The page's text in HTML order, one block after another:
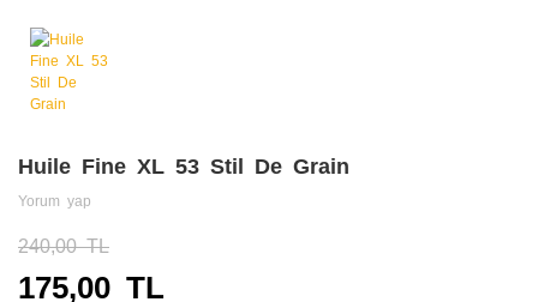
Huile Fine XL 53 Stil De Grain
Yorum yap
240,00 TL
175,00 TL